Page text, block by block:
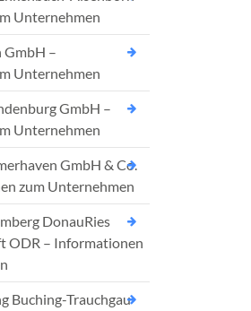
Unternehmen
GmbH –
Unternehmen
GmbH –
Unternehmen
GmbH & Co.
zum Unternehmen
DonauRies
ODR – Informationen
Buching-Trauchgau